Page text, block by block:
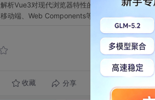
解析Vue3对现代浏览器特性的利用（如Proxy实
移动端、Web Components等场景的原生支持优
收藏 分享